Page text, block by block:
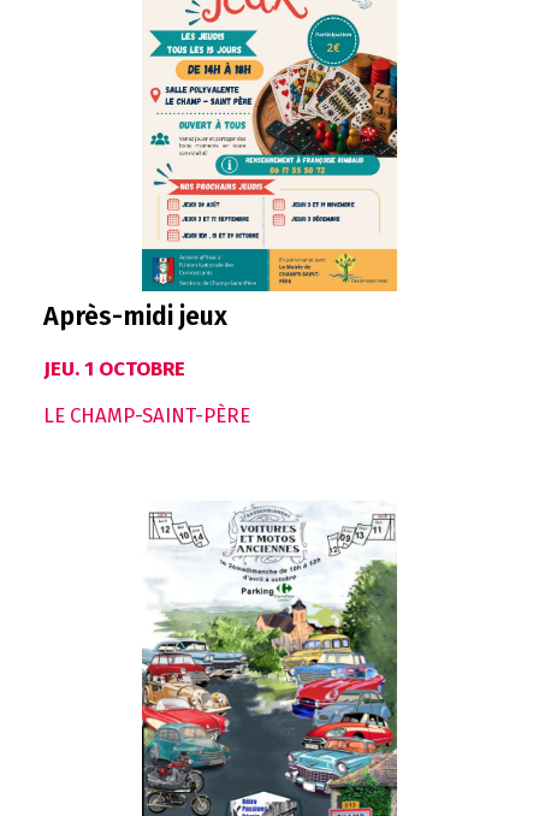
Après-midi jeux
JEU. 1 OCTOBRE
LE CHAMP-SAINT-PÈRE